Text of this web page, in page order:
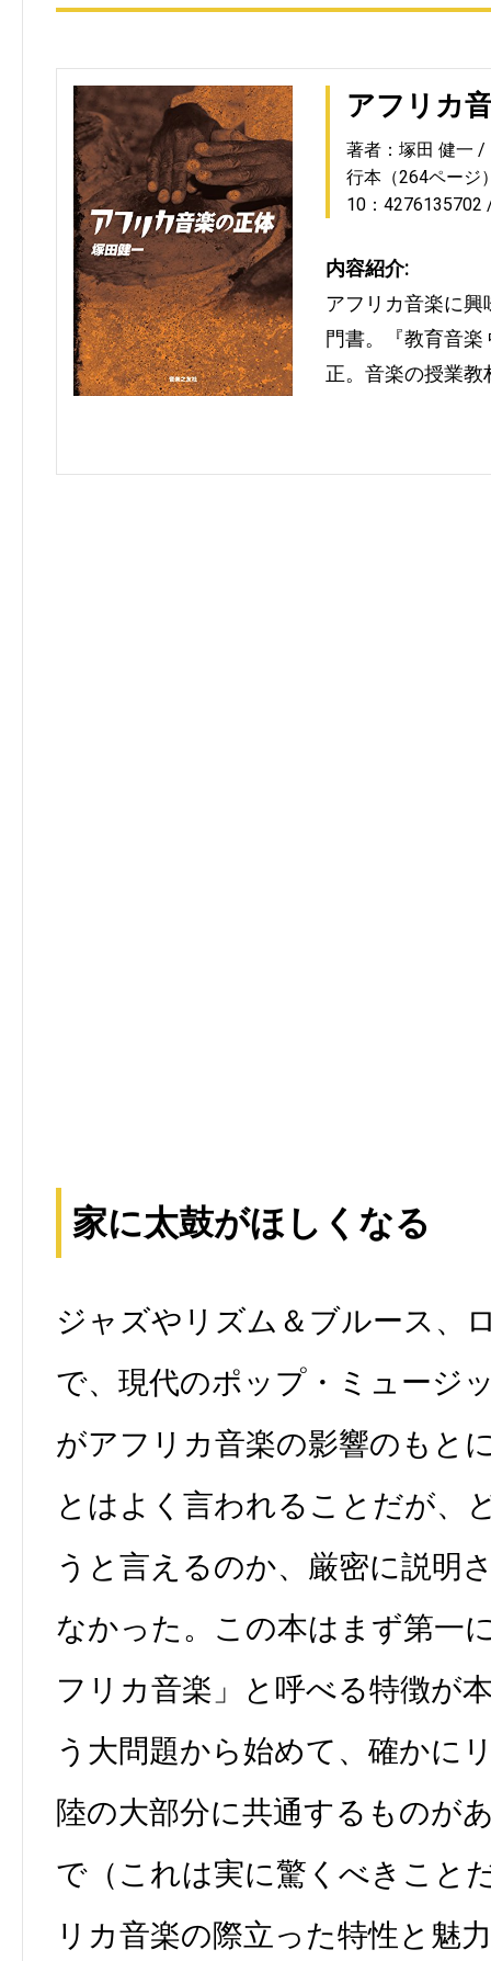
アフリカ
著者：塚田 健一
行本（264ページ
10：4276135702
内容紹介:
アフリカ音楽に
門書。『教育音
正。音楽の授業
家に太鼓がほしくなる
ジャズやリズム＆ブルース、
で、現代のポップ・ミュージ
がアフリカ音楽の影響のもと
とはよく言われることだが、
うと言えるのか、厳密に説明
なかった。この本はまず第一
フリカ音楽」と呼べる特徴が
う大問題から始めて、確かに
陸の大部分に共通するものが
で（これは実に驚くべきこと
リカ音楽の際立った特性と魅